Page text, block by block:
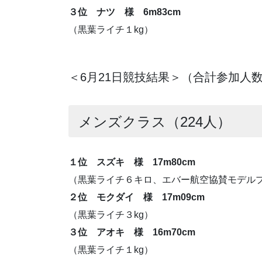
３位 ナツ 様 6m83cm
（黒葉ライチ１kg）
＜6月21日競技結果＞（合計参加人数
メンズクラス（224人）
１位 スズキ 様 17m80cm
（黒葉ライチ６キロ、エバー航空協賛モデル
２位 モクダイ 様 17m09cm
（黒葉ライチ３kg）
３位 アオキ 様 16m70cm
（黒葉ライチ１kg）